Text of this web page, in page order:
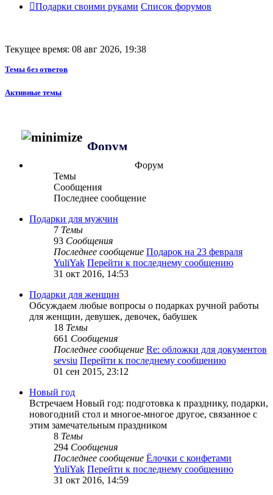
Подарки своими руками Список форумов
Текущее время: 08 авг 2026, 19:38
Темы без ответов
Активные темы
Форум
Форум
Темы
Сообщения
Последнее сообщение
Подарки для мужчин
7 Темы
93 Сообщения
Последнее сообщение Подарок на 23 февраля
YuliYak Перейти к последнему сообщению
31 окт 2016, 14:53
Подарки для женщин
Обсуждаем любые вопросы о подарках ручной работы
для женщин, девушек, девочек, бабушек
18 Темы
661 Сообщения
Последнее сообщение Re: обложки для документов
sevsiu Перейти к последнему сообщению
01 сен 2015, 23:12
Новый год
Встречаем Новый год: подготовка к празднику, подарки,
новогодний стол и многое-многое другое, связанное с
этим замечательным праздником
8 Темы
294 Сообщения
Последнее сообщение Ёлочки с конфетами
YuliYak Перейти к последнему сообщению
31 окт 2016, 14:59